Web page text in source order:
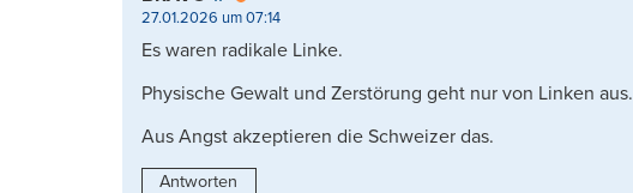
27.01.2026 um 07:14
Es waren radikale Linke.
Physische Gewalt und Zerstörung geht nur von Linken aus.
Aus Angst akzeptieren die Schweizer das.
Antworten